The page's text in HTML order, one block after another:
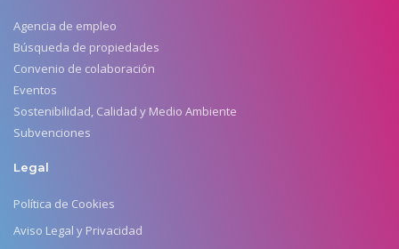
Agencia de empleo
Búsqueda de propiedades
Convenio de colaboración
Eventos
Sostenibilidad, Calidad y Medio Ambiente
Subvenciones
Legal
Política de Cookies
Aviso Legal y Privacidad